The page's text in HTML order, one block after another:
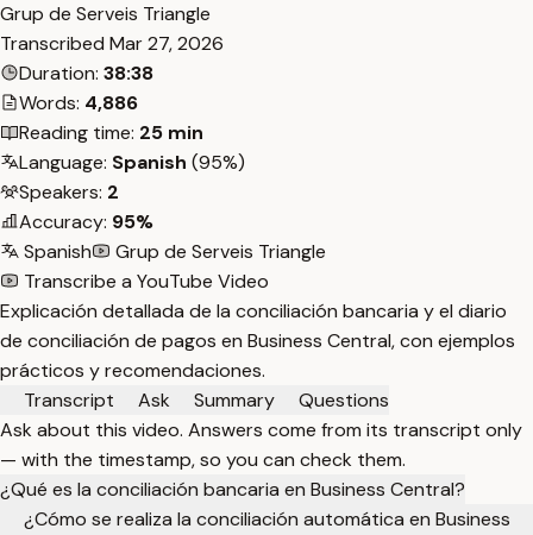
Grup de Serveis Triangle
Transcribed Mar 27, 2026
Duration: 38:38
Words: 4,886
Reading time: 25 min
Language: Spanish (95%)
Speakers: 2
Accuracy: 95%
Spanish
Grup de Serveis Triangle
Transcribe a YouTube Video
Explicación detallada de la conciliación bancaria y el diario
de conciliación de pagos en Business Central, con ejemplos
prácticos y recomendaciones.
Transcript
Ask Summary
Questions
Ask about this video. Answers come from its transcript only
— with the timestamp, so you can check them.
¿Qué es la conciliación bancaria en Business Central?
¿Cómo se realiza la conciliación automática en Business